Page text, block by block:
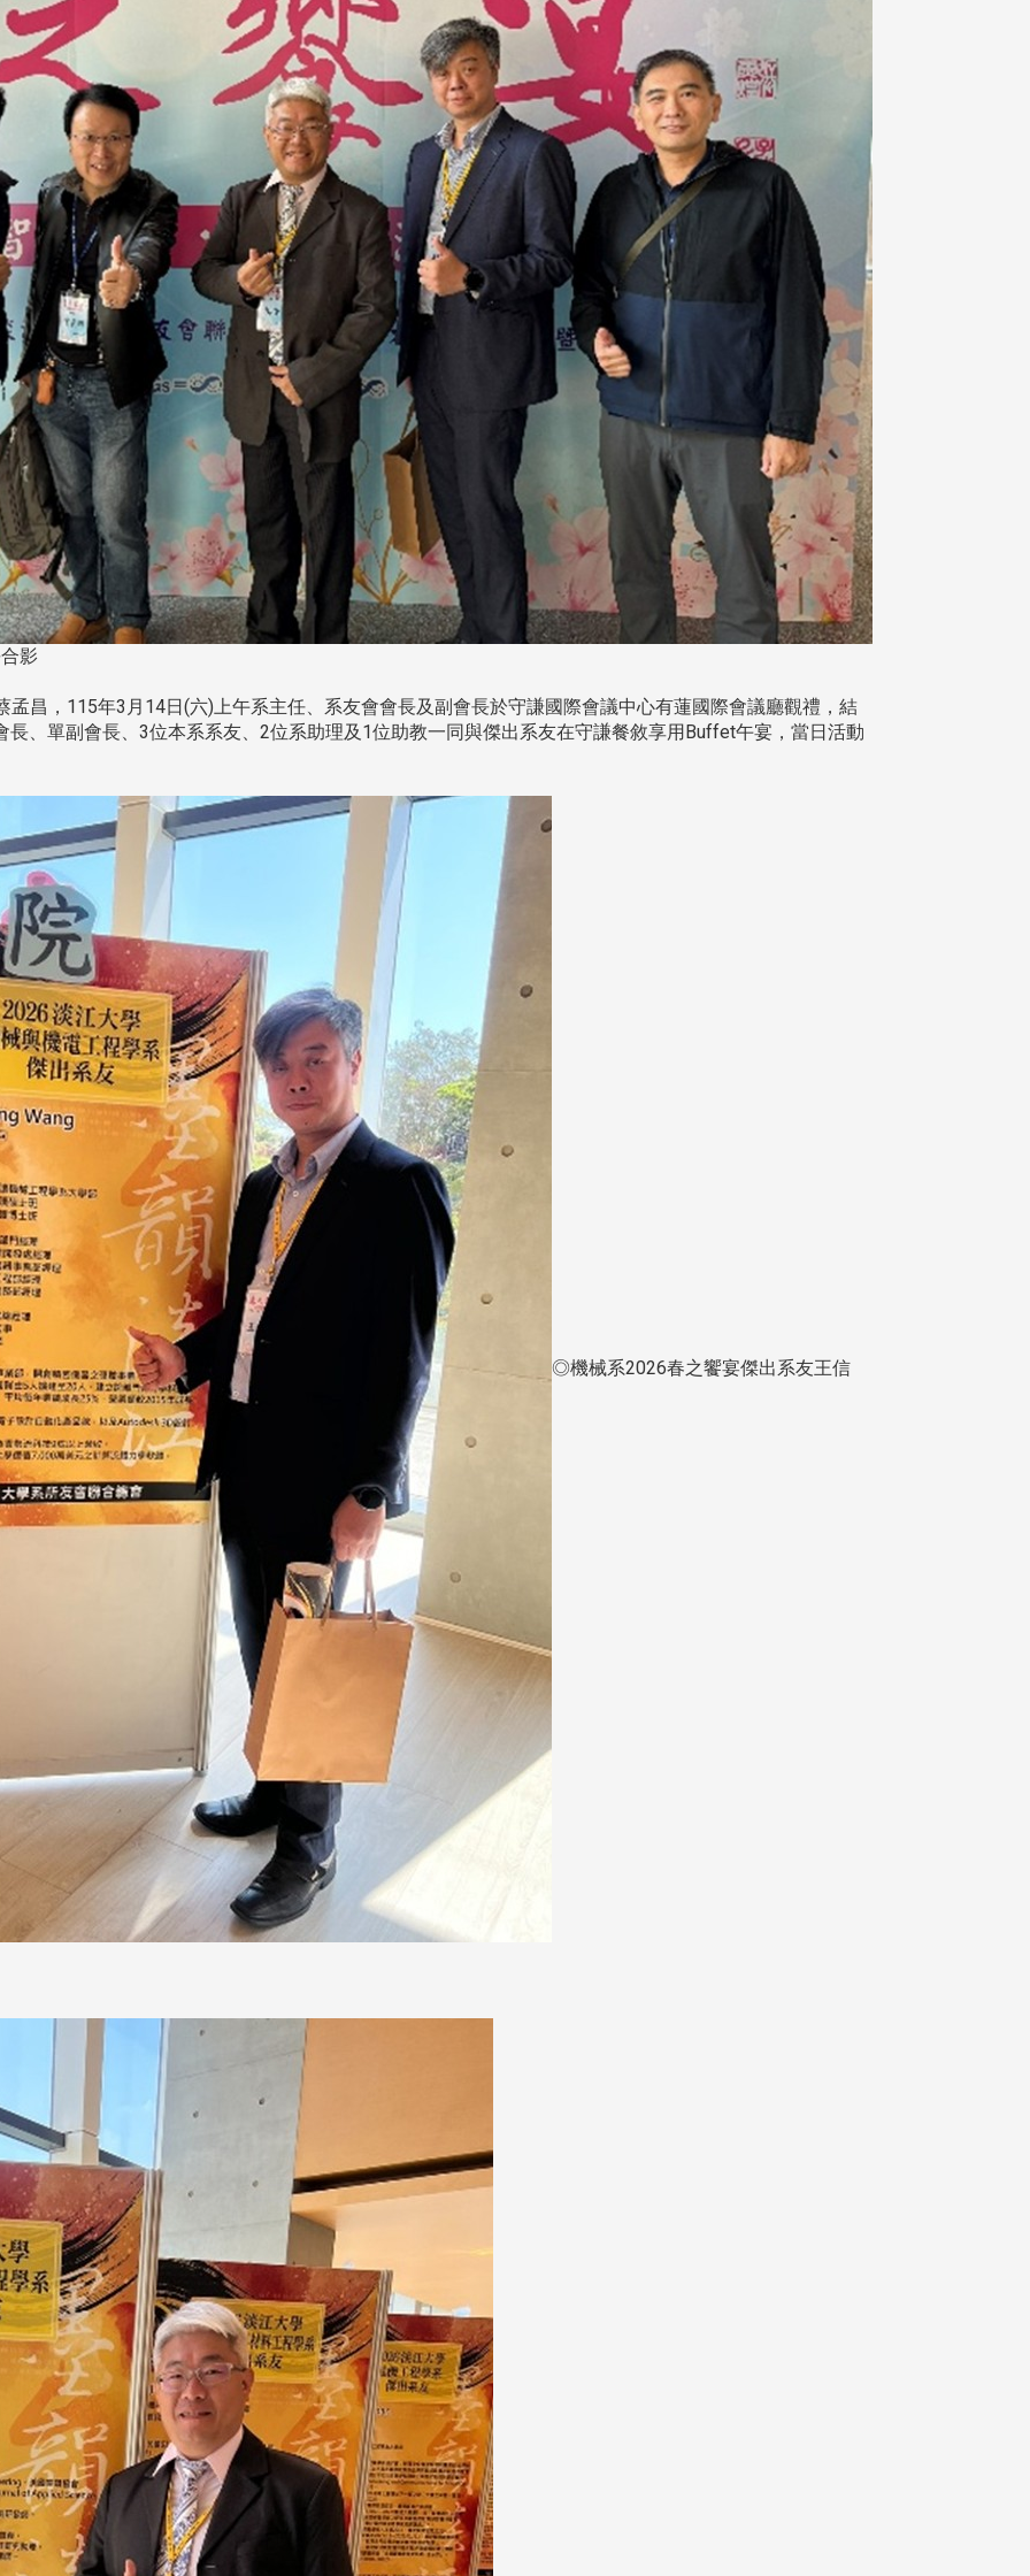
影
昌，115年3月14日(六)上午系主任、系友會會長及副會長於守謙國際會議中心有蓮國際會議廳觀禮，結
、單副會長、3位本系系友、2位系助理及1位助教一同與傑出系友在守謙餐敘享用Buffet午宴，當日活動
◎機械系2026春之饗宴傑出系友王信